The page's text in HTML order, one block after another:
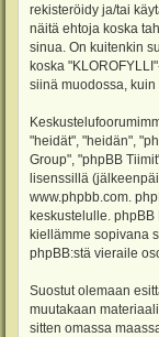
rekisteröidy ja/tai
näitä ehtoja koska
sinua. On kuitenkin
koska
siinä muodossa, kuin
"heidät", "heidän",
Group", "phpBB
lisenssillä
www.phpbb.com .
keskustelulle. phpBB
kiellämme sopivana
phpBB:stä vieraile
Suostut olemaan
muutakaan
sitten omassa